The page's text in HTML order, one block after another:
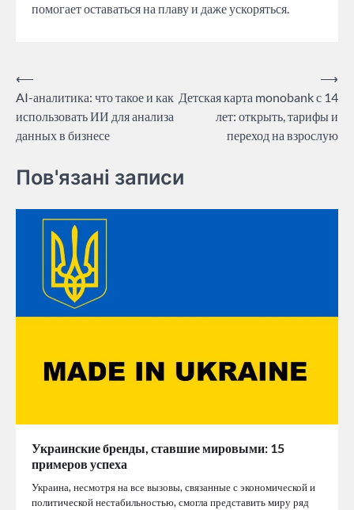
помогает оставаться на плаву и даже ускоряться.
Post
navigation
⟵
AI-аналитика: что такое и как
использовать ИИ для анализа
данных в бизнесе
Детская карта monobank с 14
лет: открыть, тарифы и
переход на взрослую
⟶
Пов'язані записи
Украинские бренды, ставшие мировыми: 15
примеров успеха
Украина, несмотря на все вызовы, связанные с экономической и
политической нестабильностью, смогла представить миру ряд